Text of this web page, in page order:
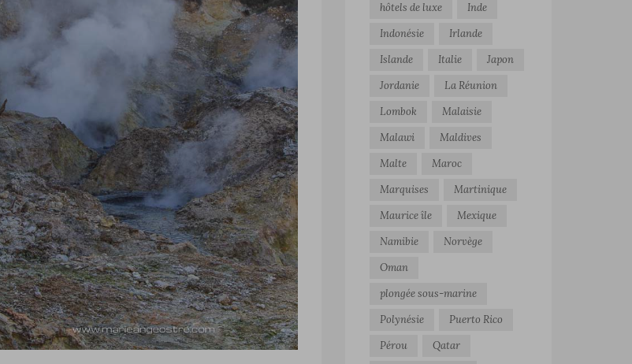
Sainte-Lucie, le soufre de Sulphur
Springs
Sainte-Lucie, le soufre de Sulphur Springs ©
Marie-Ange Ostré
hôtels de luxe
Inde
Indonésie
Irlande
Islande
Italie
Japon
Jordanie
La Réunion
Lombok
Malaisie
Malawi
Maldives
Malte
Maroc
Marquises
Martinique
Maurice île
Mexique
Namibie
Norvège
Oman
plongée sous-marine
Polynésie
Puerto Rico
Pérou
Qatar